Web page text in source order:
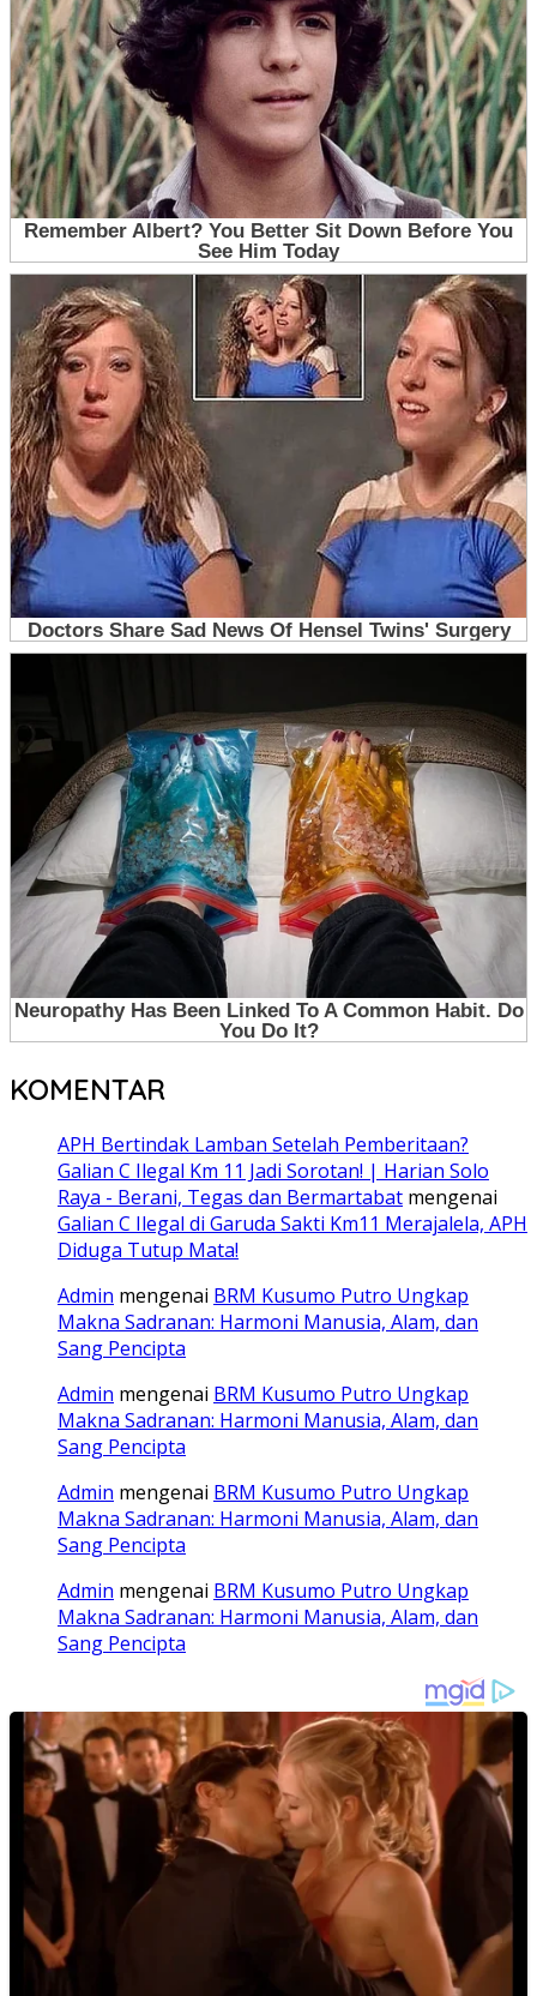
KOMENTAR
APH Bertindak Lamban Setelah Pemberitaan?
Galian C Ilegal Km 11 Jadi Sorotan! | Harian Solo
Raya - Berani, Tegas dan Bermartabat mengenai
Galian C Ilegal di Garuda Sakti Km11 Merajalela, APH
Diduga Tutup Mata!
Admin mengenai BRM Kusumo Putro Ungkap
Makna Sadranan: Harmoni Manusia, Alam, dan
Sang Pencipta
Admin mengenai BRM Kusumo Putro Ungkap
Makna Sadranan: Harmoni Manusia, Alam, dan
Sang Pencipta
Admin mengenai BRM Kusumo Putro Ungkap
Makna Sadranan: Harmoni Manusia, Alam, dan
Sang Pencipta
Admin mengenai BRM Kusumo Putro Ungkap
Makna Sadranan: Harmoni Manusia, Alam, dan
Sang Pencipta